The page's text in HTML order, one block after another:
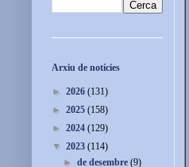
Arxiu de notícies
► 2026 (131)
► 2025 (158)
► 2024 (129)
▼ 2023 (114)
►de desembre(9)